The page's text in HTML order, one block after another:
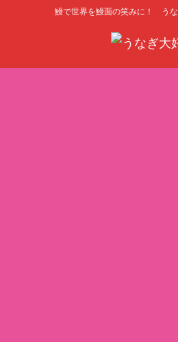
鰻で世界を鰻面の笑みに！ うな